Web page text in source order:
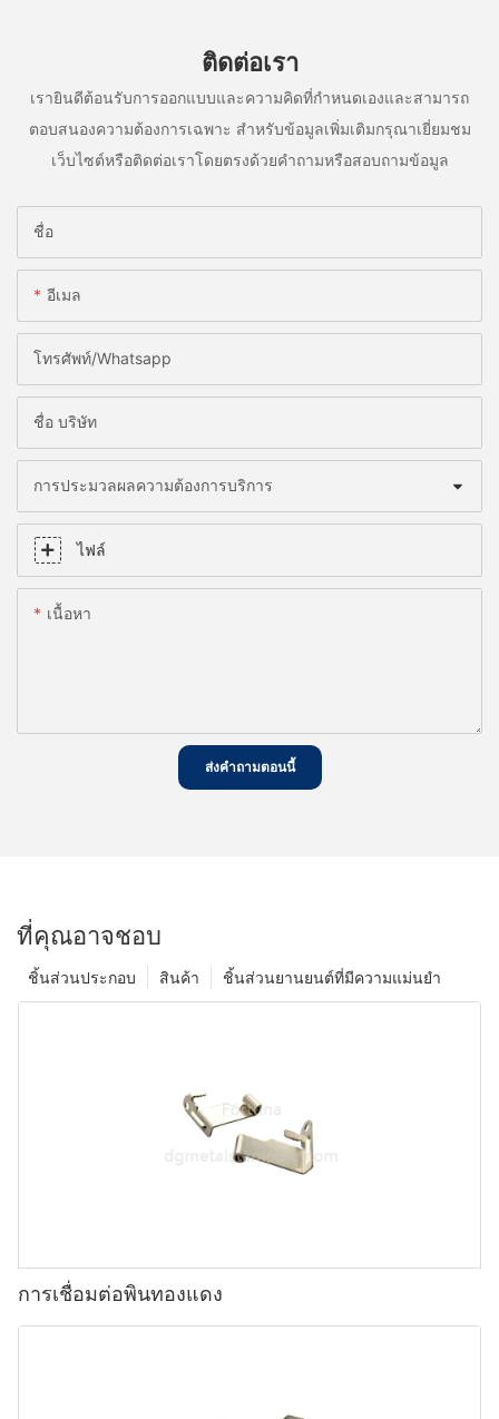
ติดต่อเรา
เรายินดีต้อนรับการออกแบบและความคิดที่กำหนดเองและสามารถ
ตอบสนองความต้องการเฉพาะ สำหรับข้อมูลเพิ่มเติมกรุณาเยี่ยมชม
เว็บไซต์หรือติดต่อเราโดยตรงด้วยคำถามหรือสอบถามข้อมูล
ชื่อ
อีเมล
โทรศัพท์/whatsapp
ชื่อ บริษัท
การประมวลผลความต้องการบริการ
ไฟล์
เนื้อหา
ส่งคำถามตอนนี้
ที่คุณอาจชอบ
ชิ้นส่วนยานยนต์ที่มีความแม่นยำ
สินค้า
ชิ้นส่วนประกอบ
การเชื่อมต่อพินทองแดง